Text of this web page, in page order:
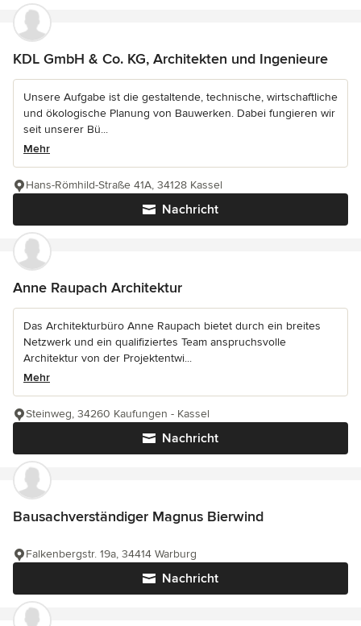
KDL GmbH & Co. KG, Architekten und Ingenieure
Unsere Aufgabe ist die gestaltende, technische, wirtschaftliche
und ökologische Planung von Bauwerken. Dabei fungieren wir
seit unserer Bü...
Mehr
Nachricht
Hans-Römhild-Straße 41A, 34128 Kassel
Anne Raupach Architektur
Das Architekturbüro Anne Raupach bietet durch ein breites
Netzwerk und ein qualifiziertes Team anspruchsvolle
Architektur von der Projektentwi...
Mehr
Nachricht
Steinweg, 34260 Kaufungen - Kassel
Bausachverständiger Magnus Bierwind
Nachricht
Falkenbergstr. 19a, 34414 Warburg